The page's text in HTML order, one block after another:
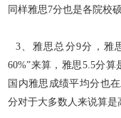
同样雅思7分也是各院校
3、雅思总分9分，雅
60%”来算，雅思5.5分算
国内雅思成绩平均分也
分对于大多数人来说算是